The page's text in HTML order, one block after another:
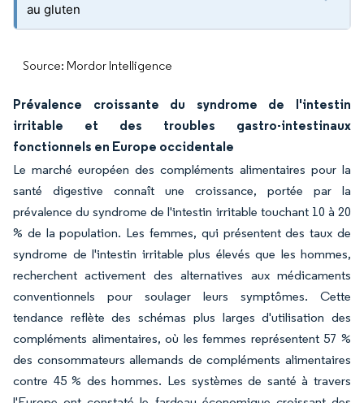
au gluten
Source: Mordor Intelligence
Prévalence croissante du syndrome de l'intestin
irritable et des troubles gastro-intestinaux
fonctionnels en Europe occidentale
Le marché européen des compléments alimentaires pour la
santé digestive connaît une croissance, portée par la
prévalence du syndrome de l'intestin irritable touchant 10 à 20
% de la population. Les femmes, qui présentent des taux de
syndrome de l'intestin irritable plus élevés que les hommes,
recherchent activement des alternatives aux médicaments
conventionnels pour soulager leurs symptômes. Cette
tendance reflète des schémas plus larges d'utilisation des
compléments alimentaires, où les femmes représentent 57 %
des consommateurs allemands de compléments alimentaires
contre 45 % des hommes. Les systèmes de santé à travers